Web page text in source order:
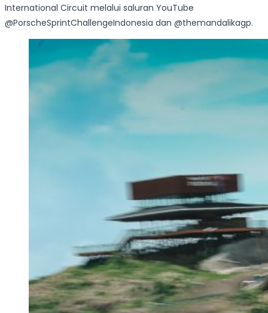
International Circuit melalui saluran YouTube
@PorscheSprintChallengeIndonesia dan @themandalikagp.